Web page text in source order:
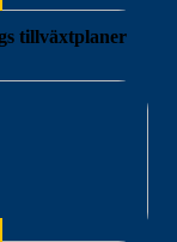
tillväxtplaner